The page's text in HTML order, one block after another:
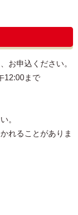
お申込ください。
12:00まで
。
れることがありま